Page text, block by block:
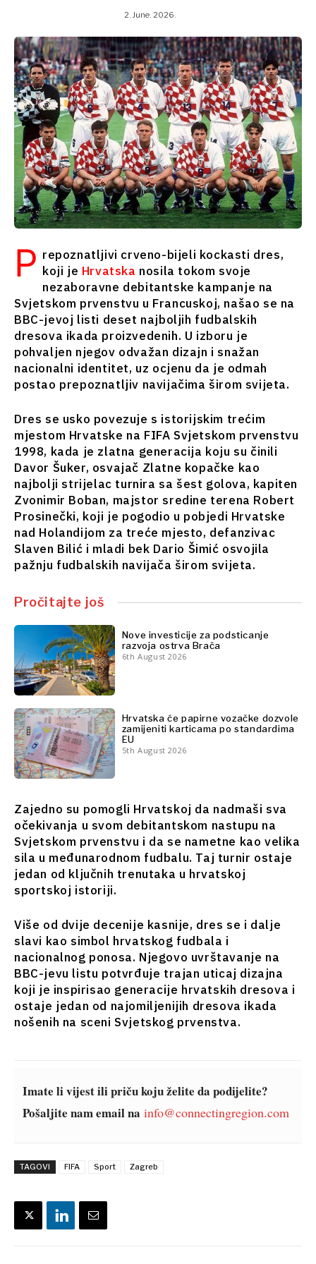
Makedonija
Srbija
Slovenija
Biznis i
ekonomija
Poslovne
priče
Imenovanja
Poljoprivreda
Građevinarstvo
Energija
Životna
sredina
Finansije
FMCG
Nauka
Rudarstvo
Održivost
Tehnologija
Telekomunikacije
Turizam
Prevoz
Trgovina
Analize
Mišljenje
sto
Svet
Analiza
Istraži
Vijesti
Događaji
kulturi
Sport
Lifestyle
Putovanja
Hrana
i piće
Subscribe
Biznis i
ekonomija
Poslovne
priče
Imenovanja
Poljoprivreda
Industrijalci
Građevinarstvo
Energija
Životna
sredina
FMCG
Nauka
Rudarstvo
Maloprodaja
Održivost
Telekomunikacije
Turizam
Prevoz
Trgovina
Analize
Intervju
Okrugli
sto
Svet
Analiza
Vijesti
Događaji
O kulturi
Lifestyle
Putovanja
Hrana i
piće
Magazin
Western
Balkans
2030
O nama Kontakt Oglašavanje Pretplata
2. June. 2026.
P repoznatljivi crveno-bijeli kockasti dres,
koji je Hrvatska nosila tokom svoje
nezaboravne debitantske kampanje na
Svjetskom prvenstvu u Francuskoj, našao se na
BBC-jevoj listi deset najboljih fudbalskih
dresova ikada proizvedenih. U izboru je
pohvaljen njegov odvažan dizajn i snažan
nacionalni identitet, uz ocjenu da je odmah
postao prepoznatljiv navijačima širom svijeta.
Dres se usko povezuje s istorijskim trećim
mjestom Hrvatske na FIFA Svjetskom prvenstvu
1998, kada je zlatna generacija koju su činili
Davor Šuker, osvajač Zlatne kopačke kao
najbolji strijelac turnira sa šest golova, kapiten
Zvonimir Boban, majstor sredine terena Robert
Prosinečki, koji je pogodio u pobjedi Hrvatske
nad Holandijom za treće mjesto, defanzivac
Slaven Bilić i mladi bek Dario Šimić osvojila
pažnju fudbalskih navijača širom svijeta.
Pročitajte još
Nove investicije za podsticanje
razvoja ostrva Brača
6th August 2026
Hrvatska će papirne vozačke dozvole
zamijeniti karticama po standardima
EU
5th August 2026
Zajedno su pomogli Hrvatskoj da nadmaši sva
očekivanja u svom debitantskom nastupu na
Svjetskom prvenstvu i da se nametne kao velika
sila u međunarodnom fudbalu. Taj turnir ostaje
jedan od ključnih trenutaka u hrvatskoj
sportskoj istoriji.
Više od dvije decenije kasnije, dres se i dalje
slavi kao simbol hrvatskog fudbala i
nacionalnog ponosa. Njegovo uvrštavanje na
BBC-jevu listu potvrđuje trajan uticaj dizajna
koji je inspirisao generacije hrvatskih dresova i
ostaje jedan od najomiljenijih dresova ikada
nošenih na sceni Svjetskog prvenstva.
Imate li vijest ili priču koju želite da podijelite?
Pošaljite nam email na info@connectingregion.com
TAGOVI FIFA Sport Zagreb